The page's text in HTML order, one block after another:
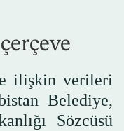
ilişkin verileri
Belediye,
Sözcüsü